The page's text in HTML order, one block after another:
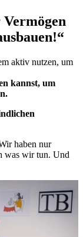
aktiv nutzen, um
kannst, um
haben nur
was wir tun. Und